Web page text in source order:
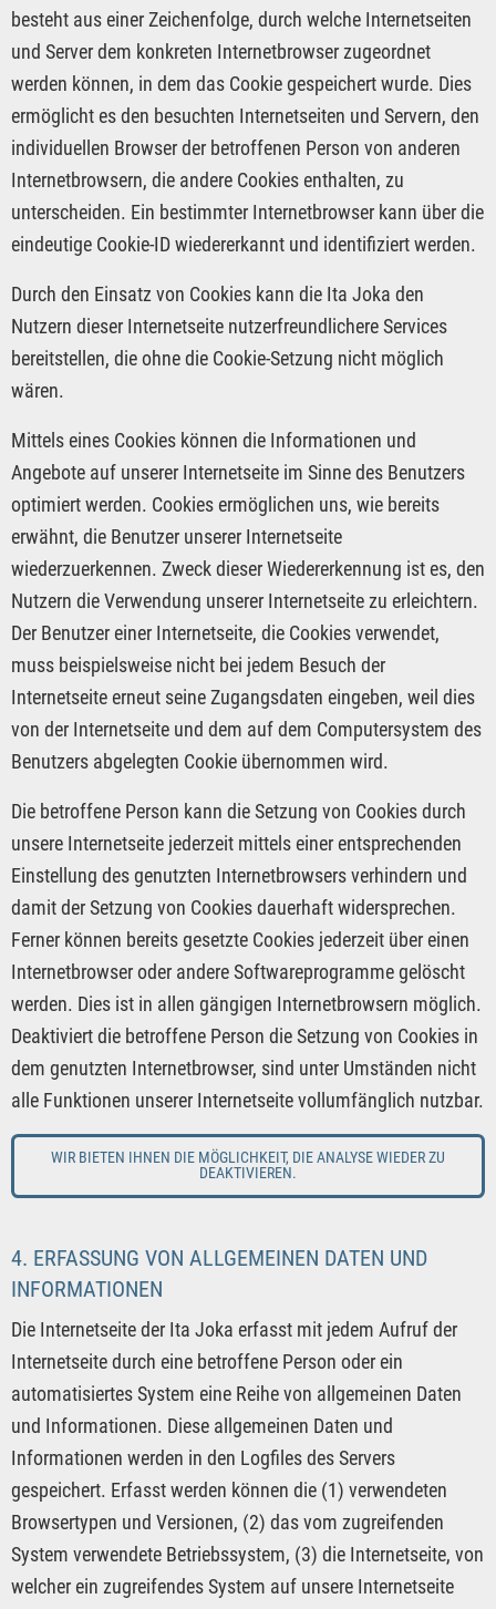
besteht aus einer Zeichenfolge, durch welche Internetseiten
und Server dem konkreten Internetbrowser zugeordnet
werden können, in dem das Cookie gespeichert wurde. Dies
ermöglicht es den besuchten Internetseiten und Servern, den
individuellen Browser der betroffenen Person von anderen
Internetbrowsern, die andere Cookies enthalten, zu
unterscheiden. Ein bestimmter Internetbrowser kann über die
eindeutige Cookie-ID wiedererkannt und identifiziert werden.
Durch den Einsatz von Cookies kann die Ita Joka den
Nutzern dieser Internetseite nutzerfreundlichere Services
bereitstellen, die ohne die Cookie-Setzung nicht möglich
wären.
Mittels eines Cookies können die Informationen und
Angebote auf unserer Internetseite im Sinne des Benutzers
optimiert werden. Cookies ermöglichen uns, wie bereits
erwähnt, die Benutzer unserer Internetseite
wiederzuerkennen. Zweck dieser Wiedererkennung ist es, den
Nutzern die Verwendung unserer Internetseite zu erleichtern.
Der Benutzer einer Internetseite, die Cookies verwendet,
muss beispielsweise nicht bei jedem Besuch der
Internetseite erneut seine Zugangsdaten eingeben, weil dies
von der Internetseite und dem auf dem Computersystem des
Benutzers abgelegten Cookie übernommen wird.
Die betroffene Person kann die Setzung von Cookies durch
unsere Internetseite jederzeit mittels einer entsprechenden
Einstellung des genutzten Internetbrowsers verhindern und
damit der Setzung von Cookies dauerhaft widersprechen.
Ferner können bereits gesetzte Cookies jederzeit über einen
Internetbrowser oder andere Softwareprogramme gelöscht
werden. Dies ist in allen gängigen Internetbrowsern möglich.
Deaktiviert die betroffene Person die Setzung von Cookies in
dem genutzten Internetbrowser, sind unter Umständen nicht
alle Funktionen unserer Internetseite vollumfänglich nutzbar.
WIR BIETEN IHNEN DIE MÖGLICHKEIT, DIE ANALYSE WIEDER ZU
DEAKTIVIEREN.
4. ERFASSUNG VON ALLGEMEINEN DATEN UND
INFORMATIONEN
Die Internetseite der Ita Joka erfasst mit jedem Aufruf der
Internetseite durch eine betroffene Person oder ein
automatisiertes System eine Reihe von allgemeinen Daten
und Informationen. Diese allgemeinen Daten und
Informationen werden in den Logfiles des Servers
gespeichert. Erfasst werden können die (1) verwendeten
Browsertypen und Versionen, (2) das vom zugreifenden
System verwendete Betriebssystem, (3) die Internetseite, von
welcher ein zugreifendes System auf unsere Internetseite